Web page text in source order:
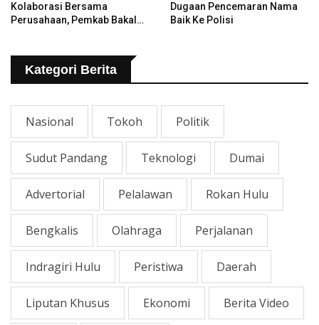
Kolaborasi Bersama
Perusahaan, Pemkab Bakal
Dugaan Pencemaran Nama
Baik Ke Polisi
Kategori Berita
Nasional Tokoh Politik
Sudut Pandang Teknologi Dumai
Advertorial Pelalawan Rokan Hulu
Bengkalis Olahraga Perjalanan
Indragiri Hulu Peristiwa Daerah
Liputan Khusus Ekonomi Berita Video